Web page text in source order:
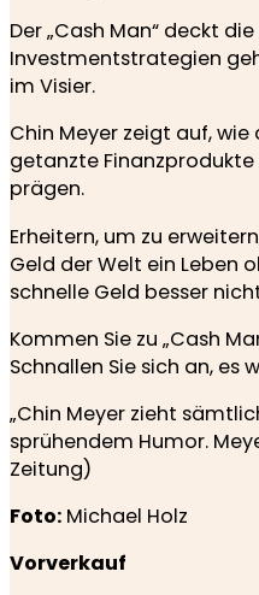
Der „Cash Man“ deckt
Investmentstrategien
im Visier.
Chin Meyer zeigt auf,
getanzte
prägen.
Erheitern, um zu
Geld der Welt ein Leben
schnelle Geld besser
Kommen Sie zu „Cash
Schnallen Sie sich an, es
„Chin Meyer zieht
sprühendem Humor.
Zeitung)
Foto: Michael Holz
Vorverkauf